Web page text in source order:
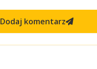
Dodaj komentarz